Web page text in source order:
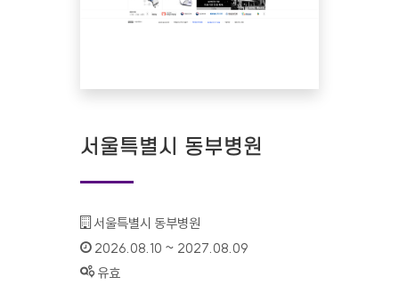
서울특별시 동부병원
기관명 :
서울특별시 동부병원
인증기간 :
2026.08.10 ~ 2027.08.09
상태 :
유효